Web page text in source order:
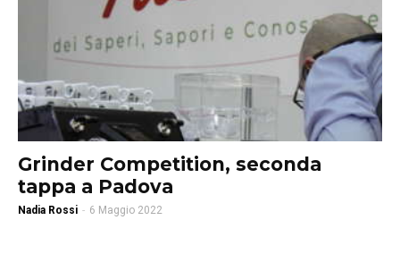
Grinder Competition, seconda
tappa a Padova
Nadia Rossi - 6 Maggio 2022